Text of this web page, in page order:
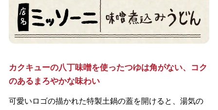
カクキューの八丁味噌を使ったつゆは角がない、コク
のあるまろやかな味わい
可愛いロゴの描かれた特製土鍋の蓋を開けると、湯気の